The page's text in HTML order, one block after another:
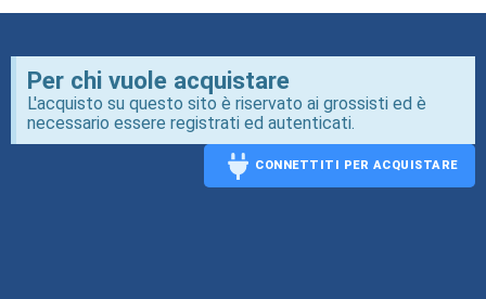
Per chi vuole acquistare
L'acquisto su questo sito è riservato ai grossisti ed è
necessario essere registrati ed autenticati.
CONNETTITI PER ACQUISTARE